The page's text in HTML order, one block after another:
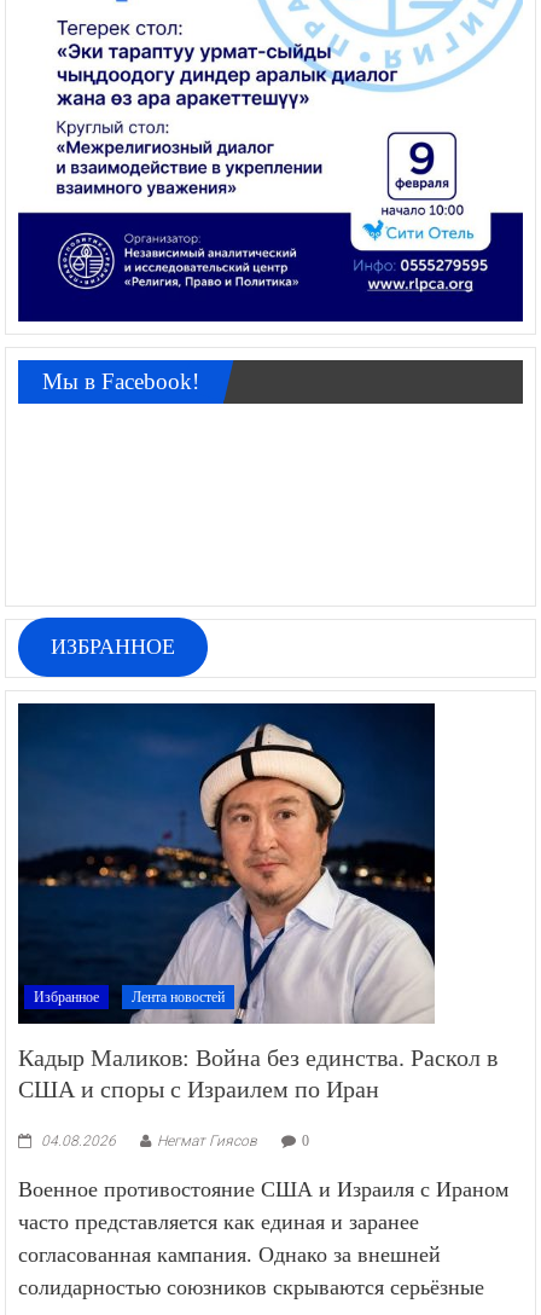
Мы в Facebook!
ИЗБРАННОЕ
Избранное Лента новостей
Кадыр Маликов: Война без единства. Раскол в
США и споры с Израилем по Иран
04.08.2026 Негмат Гиясов 0
Военное противостояние США и Израиля с Ираном
часто представляется как единая и заранее
согласованная кампания. Однако за внешней
солидарностью союзников скрываются серьёзные